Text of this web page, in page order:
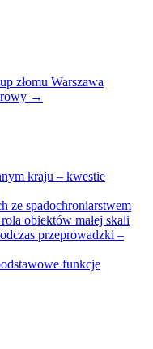
złomu Warszawa
→
kraju – kwestie
ze spadochroniarstwem
obiektów małej skali
przeprowadzki –
funkcje